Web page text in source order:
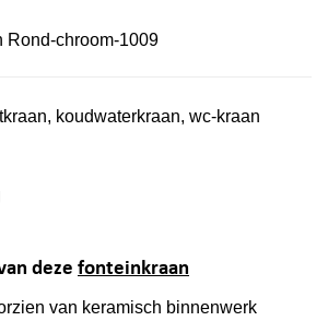
Rond-chroom-1009
koudwaterkraan, wc-kraan
deze fonteinkraan
van keramisch binnenwerk